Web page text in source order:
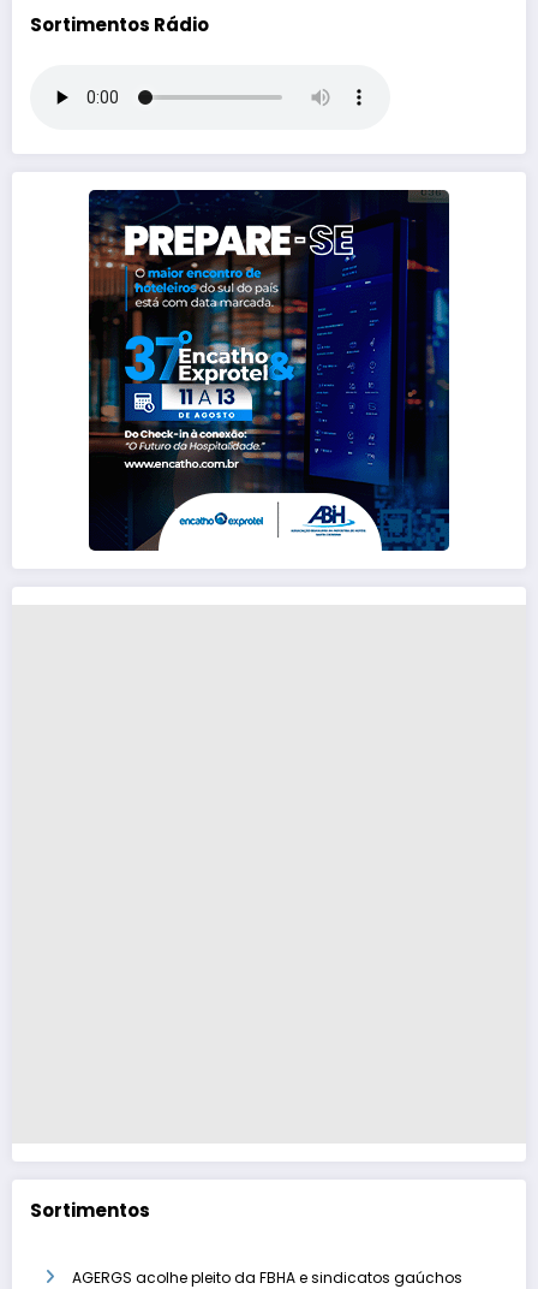
Sortimentos Rádio
Sortimentos
AGERGS acolhe pleito da FBHA e sindicatos gaúchos